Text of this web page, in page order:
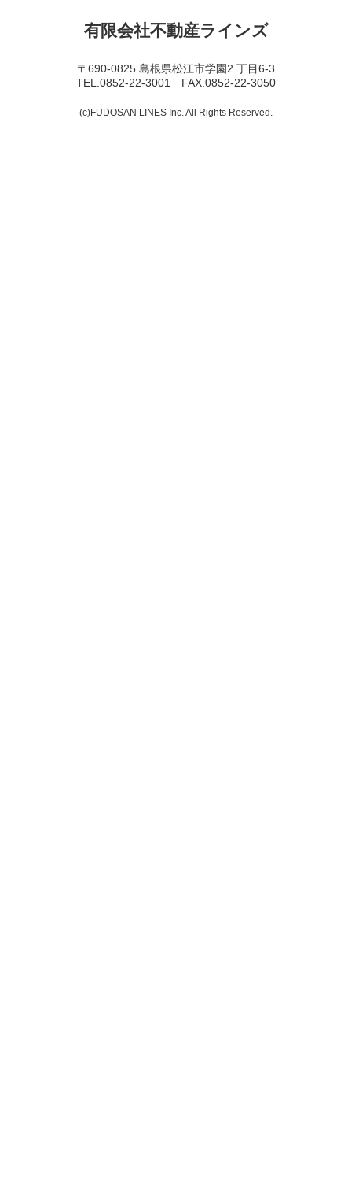
有限会社不動産ラインズ
〒690-0825 島根県松江市学園2 丁目6-3
TEL.0852-22-3001 FAX.0852-22-3050
(c)FUDOSAN LINES Inc. All Rights Reserved.